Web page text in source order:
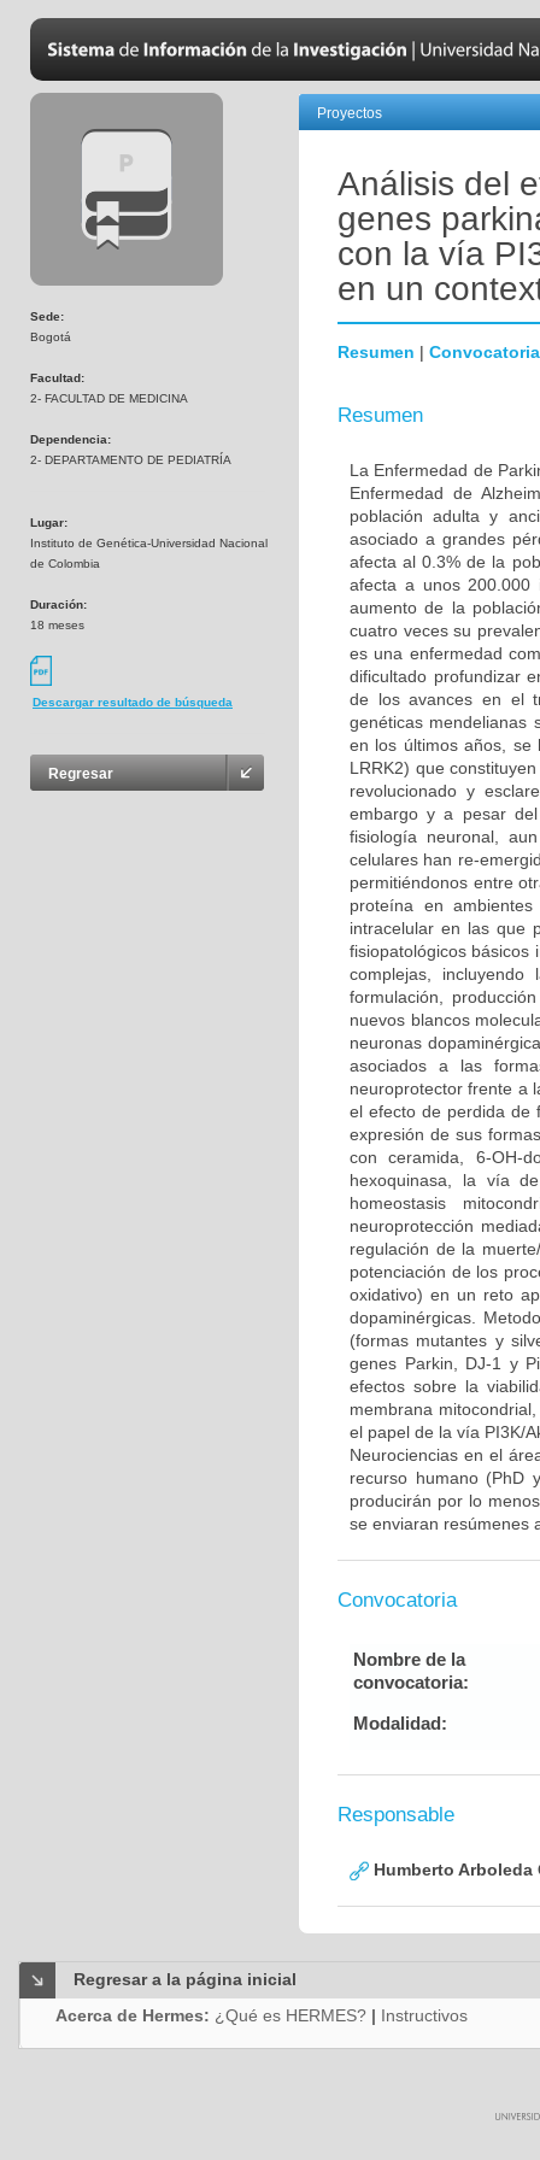
Sede:
Bogotá
Facultad:
2- FACULTAD DE MEDICINA
Dependencia:
2- DEPARTAMENTO DE PEDIATRÍA
Lugar:
Instituto de Genética-Universidad Nacional
de Colombia
Duración:
18 meses
Descargar resultado de búsqueda
Regresar
Proyectos
Análisis del
genes
con la vía
en un
Resumen | Convocatoria
Resumen
La Enfermedad de
Enfermedad de
población adulta y
asociado a grandes
afecta al 0.3% de la
afecta a unos 200.000
aumento de la
cuatro veces su
es una enfermedad
dificultado profundizar
de los avances en el
genéticas mendelianas
en los últimos años, se
LRRK2) que
revolucionado y
embargo y a pesar
fisiología neuronal,
celulares han re-
permitiéndonos entre
proteína en
intracelular en las que
fisiopatológicos básicos
complejas,
formulación,
nuevos blancos
neuronas
asociados a las
neuroprotector frente a
el efecto de perdida de
expresión de sus
con ceramida, 6-OH-
hexoquinasa, la vía
homeostasis
neuroprotección
regulación de la
potenciación de los
oxidativo) en un reto
dopaminérgicas.
(formas mutantes y
genes Parkin, DJ-1 y
efectos sobre la
membrana
el papel de la vía PI3K/
Neurociencias en el
recurso humano (PhD
producirán por lo
se enviaran resúmenes
Convocatoria
Nombre de la
convocatoria:
Modalidad:
Responsable
Humberto Arboleda
Regresar a la página inicial
Acerca de Hermes: ¿Qué es HERMES? | Instructivos